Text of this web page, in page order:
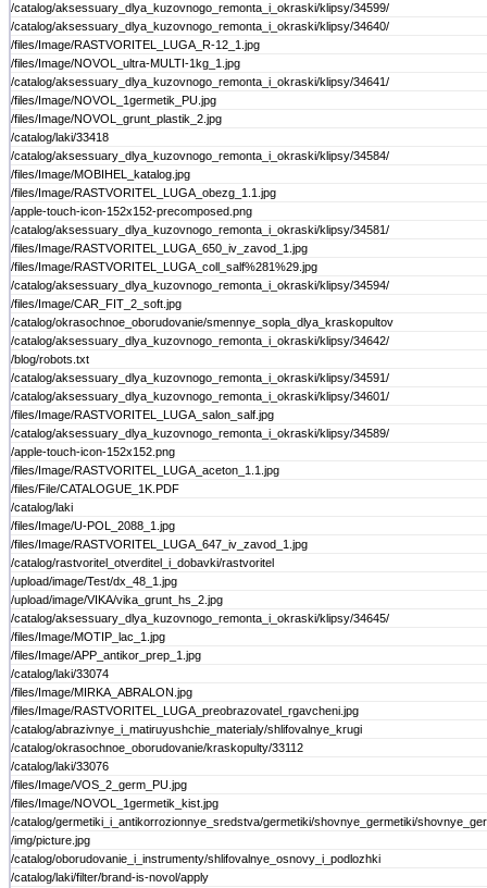
/catalog/aksessuary_dlya_kuzovnogo_remonta_i_okraski/klipsy/34599/
/catalog/aksessuary_dlya_kuzovnogo_remonta_i_okraski/klipsy/34640/
/files/Image/RASTVORITEL_LUGA_R-12_1.jpg
/files/Image/NOVOL_ultra-MULTI-1kg_1.jpg
/catalog/aksessuary_dlya_kuzovnogo_remonta_i_okraski/klipsy/34641/
/files/Image/NOVOL_1germetik_PU.jpg
/files/Image/NOVOL_grunt_plastik_2.jpg
/catalog/laki/33418
/catalog/aksessuary_dlya_kuzovnogo_remonta_i_okraski/klipsy/34584/
/files/Image/MOBIHEL_katalog.jpg
/files/Image/RASTVORITEL_LUGA_obezg_1.1.jpg
/apple-touch-icon-152x152-precomposed.png
/catalog/aksessuary_dlya_kuzovnogo_remonta_i_okraski/klipsy/34581/
/files/Image/RASTVORITEL_LUGA_650_iv_zavod_1.jpg
/files/Image/RASTVORITEL_LUGA_coll_salf%281%29.jpg
/catalog/aksessuary_dlya_kuzovnogo_remonta_i_okraski/klipsy/34594/
/files/Image/CAR_FIT_2_soft.jpg
/catalog/okrasochnoe_oborudovanie/smennye_sopla_dlya_kraskopultov
/catalog/aksessuary_dlya_kuzovnogo_remonta_i_okraski/klipsy/34642/
/blog/robots.txt
/catalog/aksessuary_dlya_kuzovnogo_remonta_i_okraski/klipsy/34591/
/catalog/aksessuary_dlya_kuzovnogo_remonta_i_okraski/klipsy/34601/
/files/Image/RASTVORITEL_LUGA_salon_salf.jpg
/catalog/aksessuary_dlya_kuzovnogo_remonta_i_okraski/klipsy/34589/
/apple-touch-icon-152x152.png
/files/Image/RASTVORITEL_LUGA_aceton_1.1.jpg
/files/File/CATALOGUE_1K.PDF
/catalog/laki
/files/Image/U-POL_2088_1.jpg
/files/Image/RASTVORITEL_LUGA_647_iv_zavod_1.jpg
/catalog/rastvoritel_otverditel_i_dobavki/rastvoritel
/upload/image/Test/dx_48_1.jpg
/upload/image/VIKA/vika_grunt_hs_2.jpg
/catalog/aksessuary_dlya_kuzovnogo_remonta_i_okraski/klipsy/34645/
/files/Image/MOTIP_lac_1.jpg
/files/Image/APP_antikor_prep_1.jpg
/catalog/laki/33074
/files/Image/MIRKA_ABRALON.jpg
/files/Image/RASTVORITEL_LUGA_preobrazovatel_rgavcheni.jpg
/catalog/abrazivnye_i_matiruyushchie_materialy/shlifovalnye_krugi
/catalog/okrasochnoe_oborudovanie/kraskopulty/33112
/catalog/laki/33076
/files/Image/VOS_2_germ_PU.jpg
/files/Image/NOVOL_1germetik_kist.jpg
/catalog/germetiki_i_antikorrozionnye_sredstva/germetiki/shovnye_germetiki/
/img/picture.jpg
/catalog/oborudovanie_i_instrumenty/shlifovalnye_osnovy_i_podlozhki
/catalog/laki/filter/brand-is-novol/apply